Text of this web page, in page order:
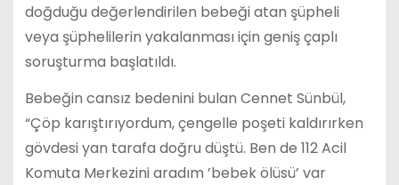
doğduğu değerlendirilen bebeği atan şüpheli
veya şüphelilerin yakalanması için geniş çaplı
soruşturma başlatıldı.
Bebeğin cansız bedenini bulan Cennet Sünbül,
“Çöp karıştırıyordum, çengelle poşeti kaldırırken
gövdesi yan tarafa doğru düştü. Ben de 112 Acil
Komuta Merkezini aradım ’bebek ölüsü’ var